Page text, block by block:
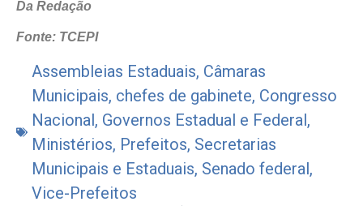
Da Redação
Fonte: TCEPI
Assembleias Estaduais, Câmaras
Municipais, chefes de gabinete, Congresso
Nacional, Governos Estadual e Federal,
Ministérios, Prefeitos, Secretarias
Municipais e Estaduais, Senado federal,
Vice-Prefeitos